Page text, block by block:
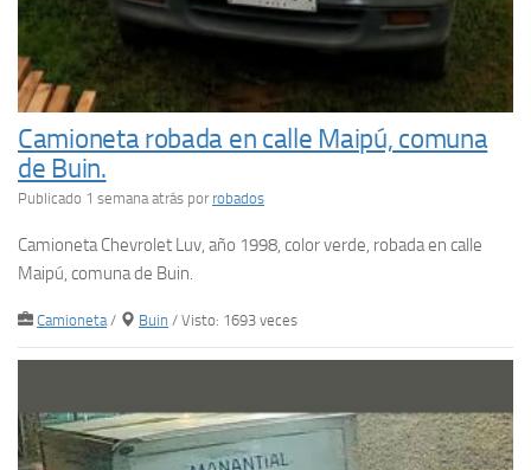
Camioneta robada en calle Maipú, comuna
de Buin.
Publicado 1 semana atrás por robados
Camioneta Chevrolet Luv, año 1998, color verde, robada en calle
Maipú, comuna de Buin.
Camioneta/ Buin / Visto: 1693 veces